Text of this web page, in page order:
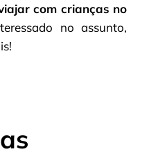
com crianças no
no assunto,